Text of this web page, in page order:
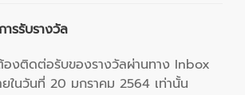
ารรับรางวัล
งติดต่อรับของรางวัลผ่านทาง Inbox
ในวันที่ 20 มกราคม 2564 เท่านั้น